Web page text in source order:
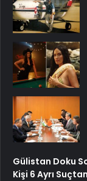
Gülistan Doku
Kişi 6 Ayrı